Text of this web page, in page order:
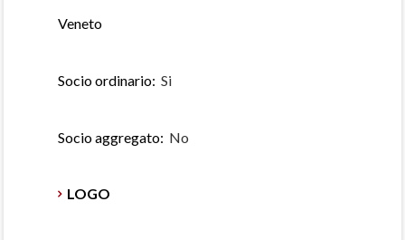
Veneto
Socio ordinario: Si
Socio aggregato: No
LOGO